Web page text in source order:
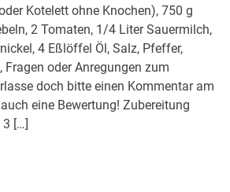
Kotelett ohne Knochen), 750 g
2 Tomaten, 1/4 Liter Sauermilch,
4 Eßlöffel Öl, Salz, Pfeffer,
Fragen oder Anregungen zum
doch bitte einen Kommentar am
eine Bewertung! Zubereitung
3 […]